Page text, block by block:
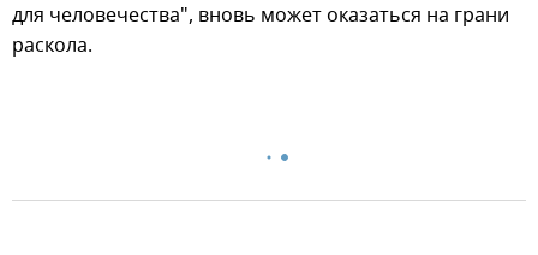
для человечества", вновь может оказаться на грани
раскола.